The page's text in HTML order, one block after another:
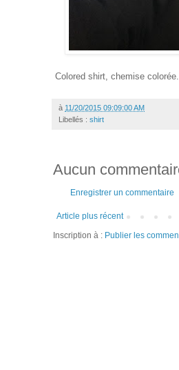
Colored shirt, chemise colorée...
à 11/20/2015 09:09:00 AM
Libellés : shirt
Aucun
Enregistrer un commentaire
Article plus récent
Inscription à : Publier les